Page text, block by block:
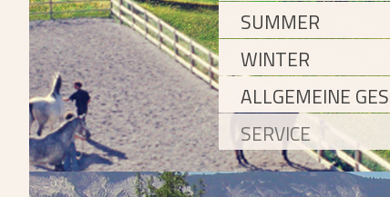
SUMMER
WINTER
ALLGEMEINE
SERVICE